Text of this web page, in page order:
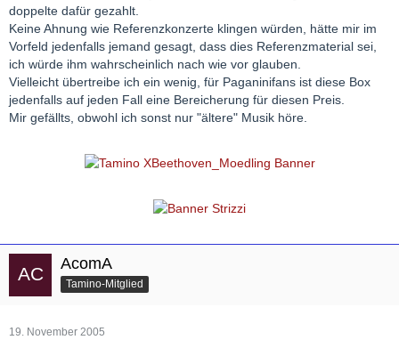
doppelte dafür gezahlt.
Keine Ahnung wie Referenzkonzerte klingen würden, hätte mir im
Vorfeld jedenfalls jemand gesagt, dass dies Referenzmaterial sei,
ich würde ihm wahrscheinlich nach wie vor glauben.
Vielleicht übertreibe ich ein wenig, für Paganinifans ist diese Box
jedenfalls auf jeden Fall eine Bereicherung für diesen Preis.
Mir gefällts, obwohl ich sonst nur "ältere" Musik höre.
AcomA
Tamino-Mitglied
19. November 2005